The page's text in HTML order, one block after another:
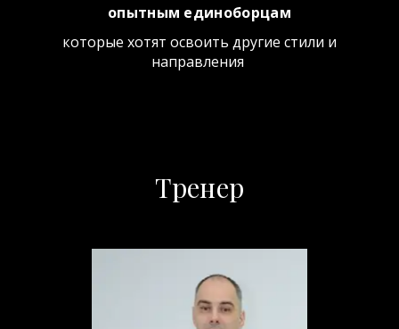
опытным единоборцам
которые хотят освоить другие стили и
направления
Тренер